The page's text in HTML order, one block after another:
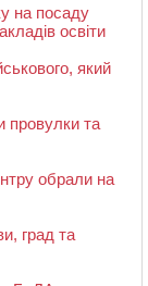
на посаду
освіти
який
провулки та
обрали на
град та